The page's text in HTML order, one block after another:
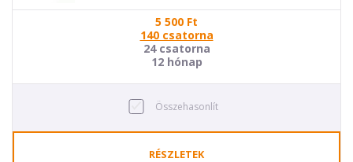
5 500 Ft
140 csatorna
24 csatorna
12 hónap
Összehasonlít
RÉSZLETEK